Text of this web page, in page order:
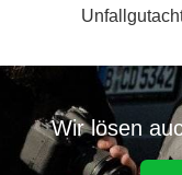
Wir lösen